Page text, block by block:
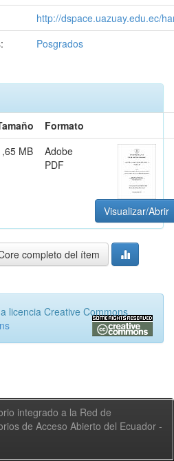
http://dspace.uazuay.edu.ec/
Posgrados
Formato
MB
Adobe
PDF
Visualizar/Abrir
completo del ítem
licencia Creative Commons
integrado a la Red de
de Acceso Abierto del Ecuador -